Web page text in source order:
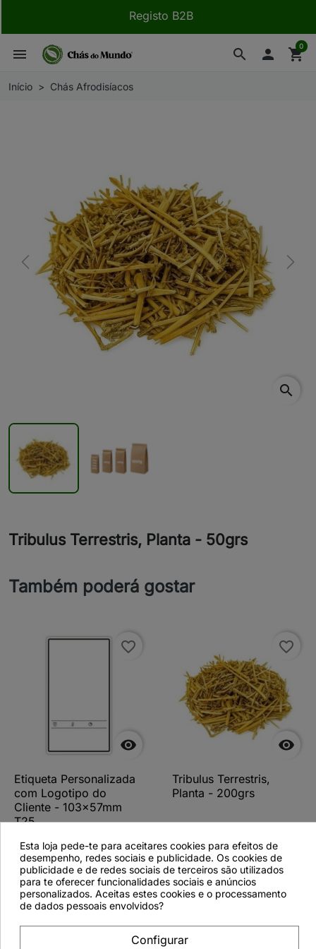
Registo B2B
search
menu  shopping_cart
0
Início Chás Afrodisíacos
Previous Next
search
Tribulus Terrestris, Planta - 50grs
Também poderá gostar

favorite_border
Etiqueta Personalizada
com Logotipo do
Cliente - 103x57mm
T25
Ver detalhes

favorite_border
Tribulus Terrestris,
Planta - 200grs
Ver detalhes
Esta loja pede-te para aceitares cookies para efeitos de
desempenho, redes sociais e publicidade. Os cookies de
publicidade e de redes sociais de terceiros são utilizados
para te oferecer funcionalidades sociais e anúncios
personalizados. Aceitas estes cookies e o processamento
de dados pessoais envolvidos?
Configurar